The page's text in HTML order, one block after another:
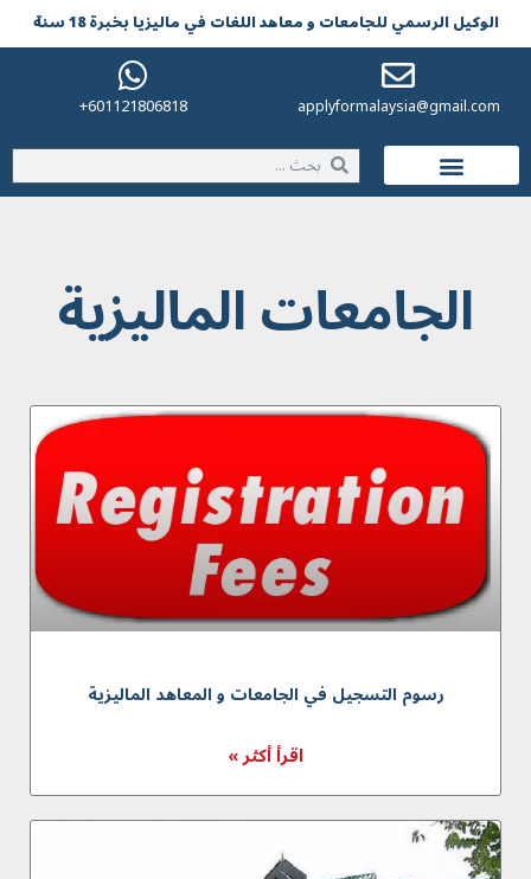
الوکیل الرسمي للجامعات و معاهد اللغات في مالیزیا بخبرة 18 سنة
applyformalaysia@gmail.com
601121806818+
الجامعات الماليزية
رسوم التسجيل في الجامعات و المعاهد الماليزية
اقرأ أكثر »